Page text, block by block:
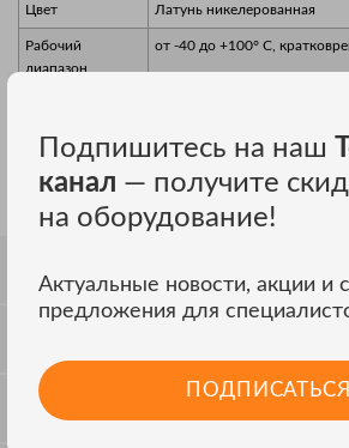
Цвет Латунь никелерованная
Рабочий
диапазон
от -40 до +100° C,
стоек к соленой воде,
маслам, нефтепродуктам и
ОТЗЫВЫ
Подпишитесь на наш
канал — получите
на оборудование!
Актуальные новости, акции и
предложения для
ПОДПИСАТЬСЯ